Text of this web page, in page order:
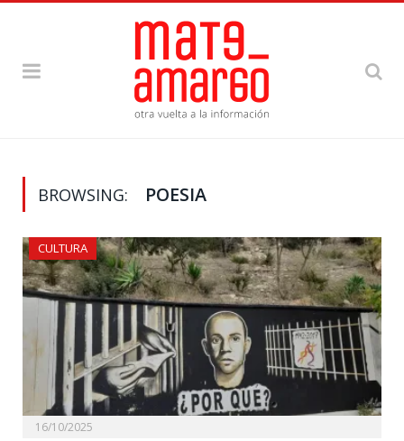
BROWSING: POESIA
CULTURA
16/10/2025